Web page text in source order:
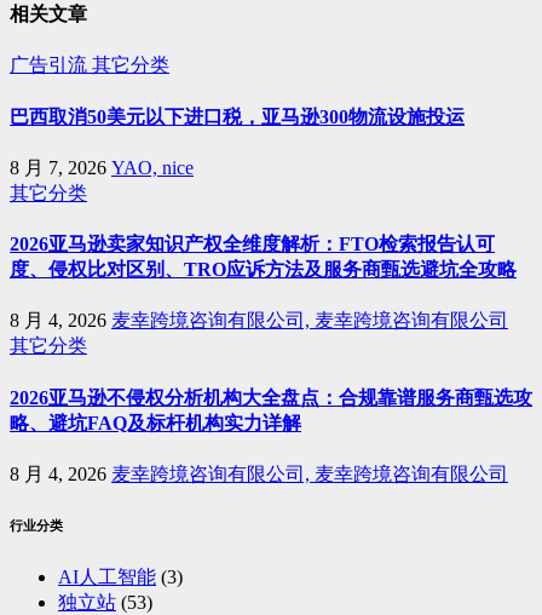
相关文章
广告引流 其它分类
巴西取消50美元以下进口税，亚马逊300物流设施投运
8 月 7, 2026 YAO, nice
其它分类
2026亚马逊卖家知识产权全维度解析：FTO检索报告认可
度、侵权比对区别、TRO应诉方法及服务商甄选避坑全攻略
8 月 4, 2026 麦幸跨境咨询有限公司, 麦幸跨境咨询有限公司
其它分类
2026亚马逊不侵权分析机构大全盘点：合规靠谱服务商甄选攻
略、避坑FAQ及标杆机构实力详解
8 月 4, 2026 麦幸跨境咨询有限公司, 麦幸跨境咨询有限公司
行业分类
AI人工智能 (3)
独立站 (53)